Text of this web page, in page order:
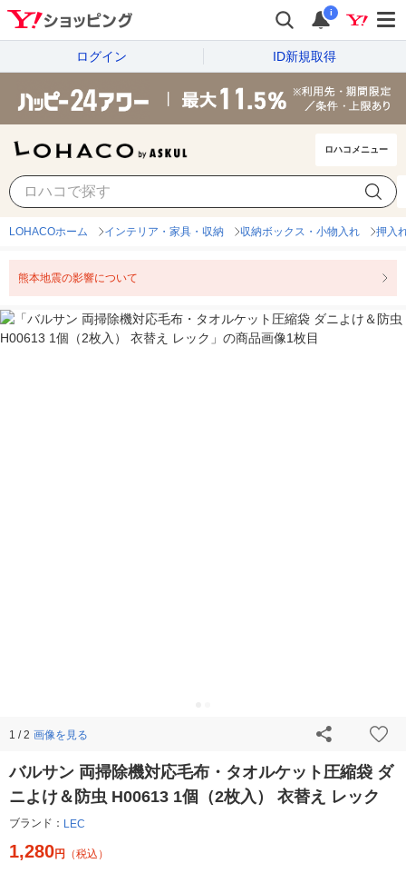
i
ログイン ID新規取得
ロハコメニュー
LOHACOホーム インテリア・家具・収納 収納ボックス・小物入れ 押入
熊本地震の影響について
1 / 2 画像を見る
バルサン 両掃除機対応毛布・タオルケット圧縮袋 ダ
ニよけ＆防虫 H00613 1個（2枚入） 衣替え レック
ブランド： LEC
1,280円 （税込）